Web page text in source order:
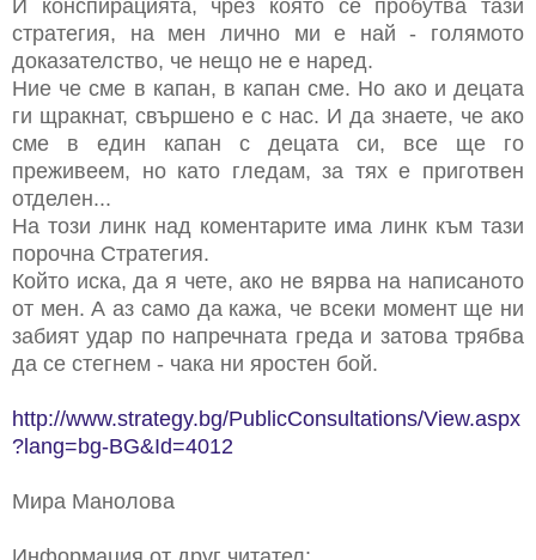
И конспирацията, чрез която се пробутва тази
стратегия, на мен лично ми е най - голямото
доказателство, че нещо не е наред.
Ние че сме в капан, в капан сме. Но ако и децата
ги щракнат, свършено е с нас. И да знаете, че ако
сме в един капан с децата си, все ще го
преживеем, но като гледам, за тях е приготвен
отделен...
На този линк над коментарите има линк към тази
порочна Стратегия.
Който иска, да я чете, ако не вярва на написаното
от мен. А аз само да кажа, че всеки момент ще ни
забият удар по напречната греда и затова трябва
да се стегнем - чака ни яростен бой.
http://www.strategy.bg/PublicConsultations/View.aspx
?lang=bg-BG&Id=4012
Мира Манолова